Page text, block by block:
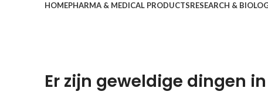
HOMEPHARMA & MEDICAL PRODUCTSRESEARCH &
Er zijn geweldige dingen